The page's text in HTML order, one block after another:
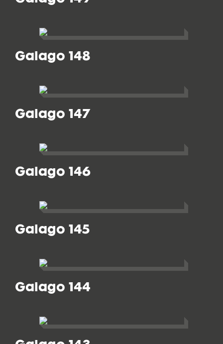
Galago 148
Galago 147
Galago 146
Galago 145
Galago 144